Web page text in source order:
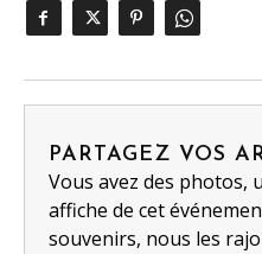
PARTAGEZ VOS
Vous avez des photos,
affiche de cet
souvenirs, nous les